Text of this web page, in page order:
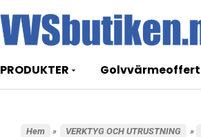
PRODUKTER Golvvärmeoffert
Hem » VERKTYG OCH UTRUSTNING »